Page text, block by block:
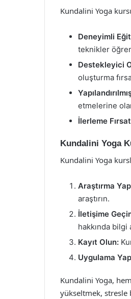
Kundalini Yoga
Deneyimli
teknikler
Destekleyici
oluşturma
etmelerine
İlerleme
Kundalini Yoga
Kundalini Yoga
Araştırma
araştırın.
İletişime
hakkında bilgi
Kayıt Olun:
Uygulama
Kundalini Yoga,
yükseltmek, stresle